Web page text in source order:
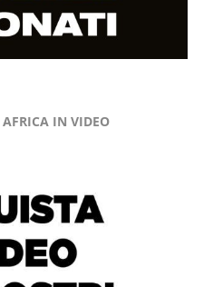
IN VIDEO